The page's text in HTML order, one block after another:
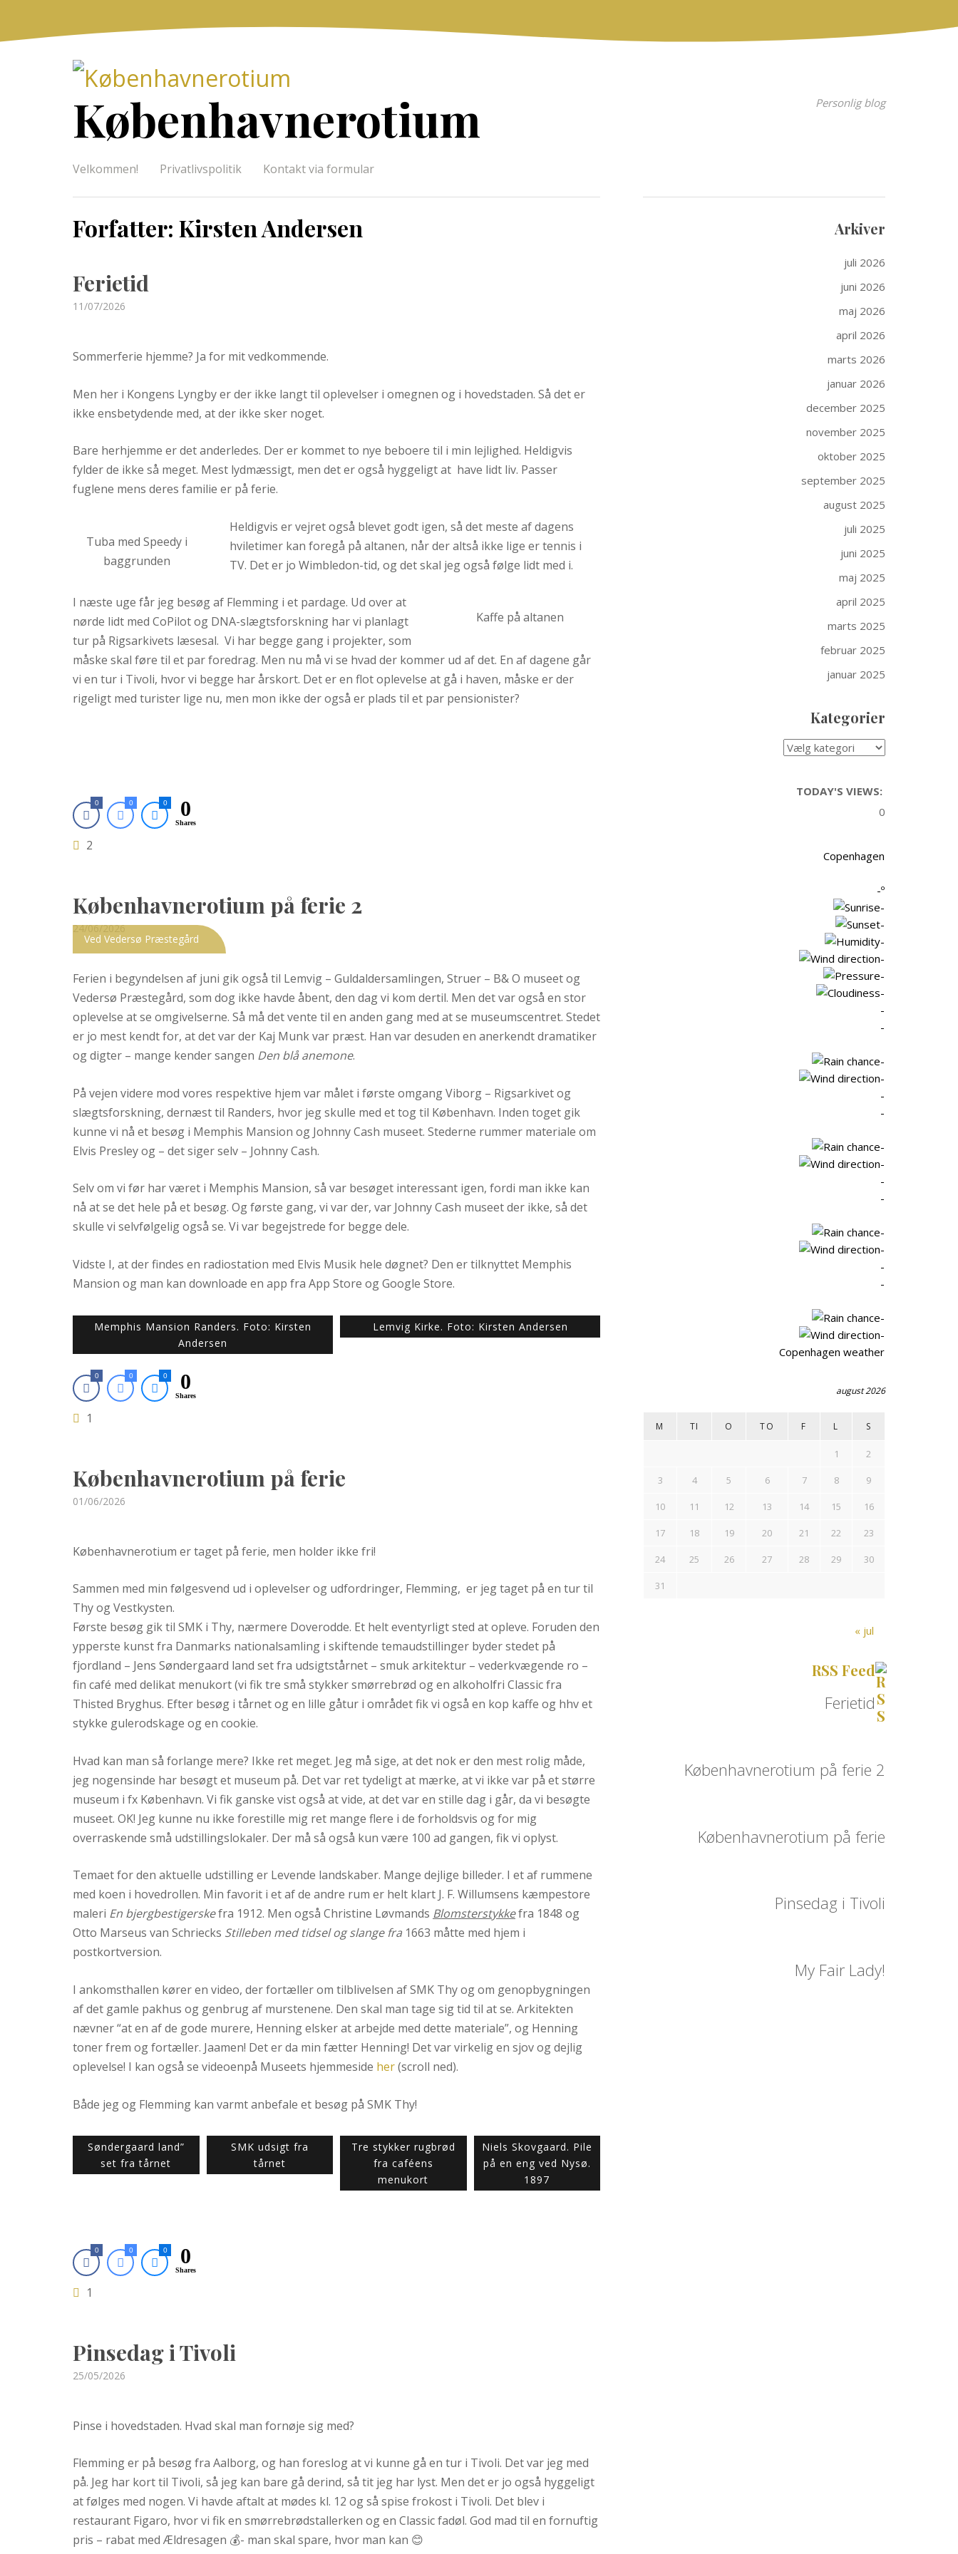
content
Københavnerotium Personlig blog
Velkommen! Privatlivspolitik Kontakt via formular
Forfatter: Kirsten Andersen
Ferietid
Posted
11/07/2026
Sommerferie hjemme? Ja for mit vedkommende.
Men her i Kongens Lyngby er der ikke langt til oplevelser i omegnen og i hovedstaden. Så det er
ikke ensbetydende med, at der ikke sker noget.
Bare herhjemme er det anderledes. Der er kommet to nye beboere til i min lejlighed. Heldigvis
fylder de ikke så meget. Mest lydmæssigt, men det er også hyggeligt at have lidt liv. Passer
fuglene mens deres familie er på ferie.
Tuba med Speedy i
baggrunden
Heldigvis er vejret også blevet godt igen, så det meste af dagens
hviletimer kan foregå på altanen, når der altså ikke lige er tennis i
TV. Det er jo Wimbledon-tid, og det skal jeg også følge lidt med i.
Kaffe på altanen
I næste uge får jeg besøg af Flemming i et pardage. Ud over at
nørde lidt med CoPilot og DNA-slægtsforskning har vi planlagt
tur på Rigsarkivets læsesal. Vi har begge gang i projekter, som
måske skal føre til et par foredrag. Men nu må vi se hvad der kommer ud af det. En af dagene går
vi en tur i Tivoli, hvor vi begge har årskort. Det er en flot oplevelse at gå i haven, måske er der
rigeligt med turister lige nu, men mon ikke der også er plads til et par pensionister?
0 0 0 0
Shares
2
Københavnerotium på ferie 2
Posted
24/06/2026
Ved Vedersø Præstegård
Ferien i begyndelsen af juni gik også til Lemvig – Guldaldersamlingen, Struer – B& O museet og
Vedersø Præstegård, som dog ikke havde åbent, den dag vi kom dertil. Men det var også en stor
oplevelse at se omgivelserne. Så må det vente til en anden gang med at se museumscentret. Stedet
er jo mest kendt for, at det var der Kaj Munk var præst. Han var desuden en anerkendt dramatiker
og digter – mange kender sangen Den blå anemone.
På vejen videre mod vores respektive hjem var målet i første omgang Viborg – Rigsarkivet og
slægtsforskning, dernæst til Randers, hvor jeg skulle med et tog til København. Inden toget gik
kunne vi nå et besøg i Memphis Mansion og Johnny Cash museet. Stederne rummer materiale om
Elvis Presley og – det siger selv – Johnny Cash.
Selv om vi før har været i Memphis Mansion, så var besøget interessant igen, fordi man ikke kan
nå at se det hele på et besøg. Og første gang, vi var der, var Johnny Cash museet der ikke, så det
skulle vi selvfølgelig også se. Vi var begejstrede for begge dele.
Vidste I, at der findes en radiostation med Elvis Musik hele døgnet? Den er tilknyttet Memphis
Mansion og man kan downloade en app fra App Store og Google Store.
Memphis Mansion Randers. Foto: Kirsten
Andersen
Lemvig Kirke. Foto: Kirsten Andersen
0 0 0 0
Shares
1
Københavnerotium på ferie
Posted
01/06/2026
Københavnerotium er taget på ferie, men holder ikke fri!
Sammen med min følgesvend ud i oplevelser og udfordringer, Flemming, er jeg taget på en tur til
Thy og Vestkysten.
Første besøg gik til SMK i Thy, nærmere Doverodde. Et helt eventyrligt sted at opleve. Foruden den
ypperste kunst fra Danmarks nationalsamling i skiftende temaudstillinger byder stedet på
fjordland – Jens Søndergaard land set fra udsigtstårnet – smuk arkitektur – vederkvægende ro –
fin café med delikat menukort (vi fik tre små stykker smørrebrød og en alkoholfri Classic fra
Thisted Bryghus. Efter besøg i tårnet og en lille gåtur i området fik vi også en kop kaffe og hhv et
stykke gulerodskage og en cookie.
Hvad kan man så forlange mere? Ikke ret meget. Jeg må sige, at det nok er den mest rolig måde,
jeg nogensinde har besøgt et museum på. Det var ret tydeligt at mærke, at vi ikke var på et større
museum i fx København. Vi fik ganske vist også at vide, at det var en stille dag i går, da vi besøgte
museet. OK! Jeg kunne nu ikke forestille mig ret mange flere i de forholdsvis og for mig
overraskende små udstillingslokaler. Der må så også kun være 100 ad gangen, fik vi oplyst.
Temaet for den aktuelle udstilling er Levende landskaber. Mange dejlige billeder. I et af rummene
med koen i hovedrollen. Min favorit i et af de andre rum er helt klart J. F. Willumsens kæmpestore
maleri En bjergbestigerskefra 1912. Men også Christine Løvmands Blomsterstykkefra 1848 og
Otto Marseus van Schriecks Stilleben med tidsel og slange fra 1663 måtte med hjem i
postkortversion.
I ankomsthallen kører en video, der fortæller om tilblivelsen af SMK Thy og om genopbygningen
af det gamle pakhus og genbrug af murstenene. Den skal man tage sig tid til at se. Arkitekten
nævner “at en af de gode murere, Henning elsker at arbejde med dette materiale”, og Henning
toner frem og fortæller. Jaamen! Det er da min fætter Henning! Det var virkelig en sjov og dejlig
oplevelse! I kan også se videoenpå Museets hjemmeside her(scroll ned).
Både jeg og Flemming kan varmt anbefale et besøg på SMK Thy!
Søndergaard land”
set fra tårnet
SMK udsigt fra
tårnet
Tre stykker rugbrød
fra caféens
menukort
Niels Skovgaard. Pile
på en eng ved Nysø.
1897
0 0 0 0
Shares
1
Pinsedag i Tivoli
Posted
25/05/2026
Pinse i hovedstaden. Hvad skal man fornøje sig med?
Flemming er på besøg fra Aalborg, og han foreslog at vi kunne gå en tur i Tivoli. Det var jeg med
på. Jeg har kort til Tivoli, så jeg kan bare gå derind, så tit jeg har lyst. Men det er jo også hyggeligt
at følges med nogen. Vi havde aftalt at mødes kl. 12 og så spise frokost i Tivoli. Det blev i
restaurant Figaro, hvor vi fik en smørrebrødstallerken og en Classic fadøl. God mad til en fornuftig
pris – rabat med Ældresagen 💰- man skal spare, hvor man kan 😊
Arkiver
juli 2026
juni 2026
maj 2026
april 2026
marts 2026
januar 2026
december 2025
november 2025
oktober 2025
september 2025
august 2025
juli 2025
juni 2025
maj 2025
april 2025
marts 2025
februar 2025
januar 2025
Kategorier
TODAY'S VIEWS:
0
Copenhagen
-º
-
-
-
-
-
-
-
-
-
-
-
-
-
-
-
-
-
-
-
-
-
-
Copenhagen weather
august 2026
M TI O TO F L S
1 2
3 4 5 6 7 8 9
10 11 12 13 14 15 16
17 18 19 20 21 22 23
24 25 26 27 28 29 30
31
« jul
RSS Feed
Ferietid
Københavnerotium på ferie 2
Københavnerotium på ferie
Pinsedag i Tivoli
My Fair Lady!